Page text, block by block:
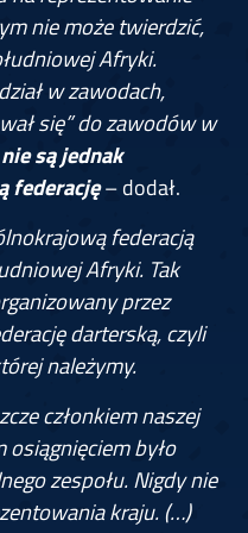
nie może twierdzić,
Afryki.
w zawodach,
się” do zawodów w
są jednak
federację– dodał.
federacją
Afryki. Tak
przez
darterską, czyli
należymy.
członkiem naszej
było
zespołu. Nigdy nie
kraju. (…)